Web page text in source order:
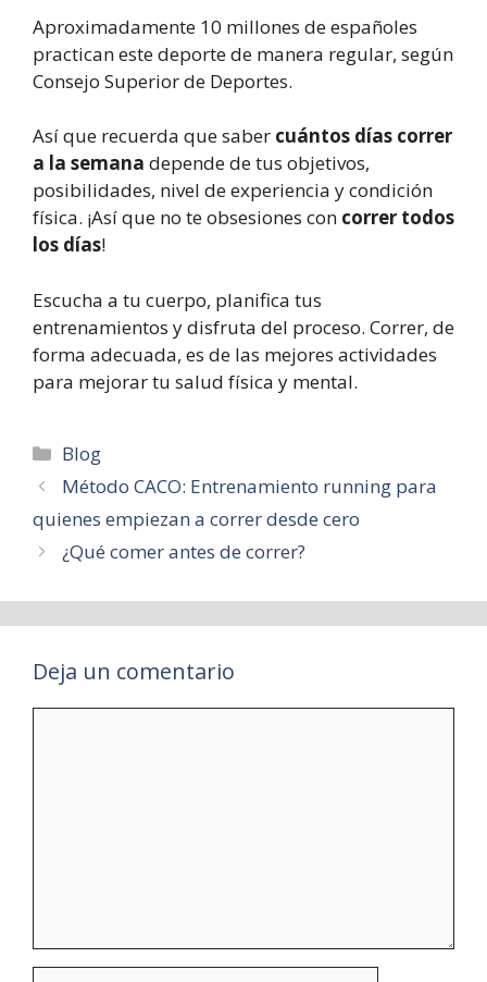
Aproximadamente 10 millones de españoles
practican este deporte de manera regular, según
Consejo Superior de Deportes.
Así que recuerda que saber cuántos días correr
a la semana depende de tus objetivos,
posibilidades, nivel de experiencia y condición
física. ¡Así que no te obsesiones con correr todos
los días!
Escucha a tu cuerpo, planifica tus
entrenamientos y disfruta del proceso. Correr, de
forma adecuada, es de las mejores actividades
para mejorar tu salud física y mental.
Categorías
Blog
Método CACO: Entrenamiento running para
quienes empiezan a correr desde cero
¿Qué comer antes de correr?
Deja un comentario